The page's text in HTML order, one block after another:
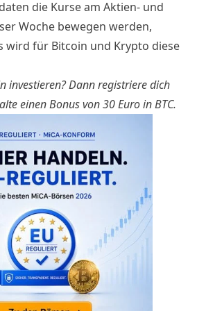
die Kurse am Aktien- und
Woche bewegen werden,
wird für Bitcoin und Krypto diese
investieren?Dann registriere dich
einen Bonus von 30 Euro in BTC.